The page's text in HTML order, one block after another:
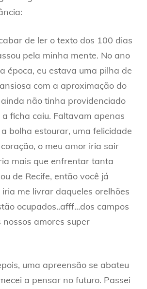
de ler o texto dos 100 dias
pela minha mente. No ano
época, eu estava uma pilha de
com a aproximação do
não tinha providenciado
ficha caiu. Faltavam apenas
bolha estourar, uma felicidade
o meu amor iria sair
mais que enfrentar tanta
de Recife, então você já
iria me livrar daqueles orelhões
ocupados..afff…dos campos
nossos amores super
uma apreensão se abateu
a pensar no futuro. Passei